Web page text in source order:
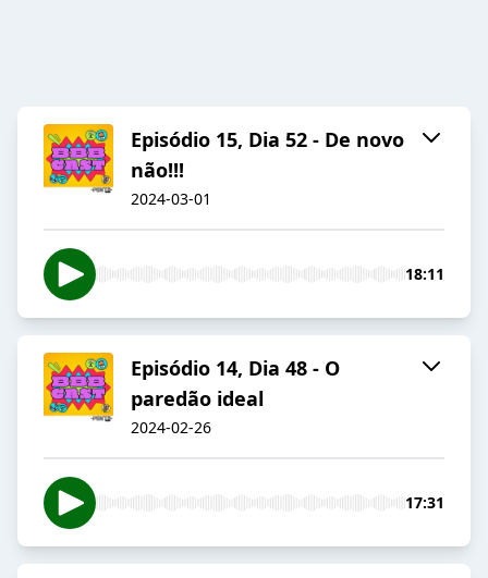
Episódio 15, Dia 52 - De novo
não!!!
2024-03-01
18:11
Episódio 14, Dia 48 - O
paredão ideal
2024-02-26
17:31